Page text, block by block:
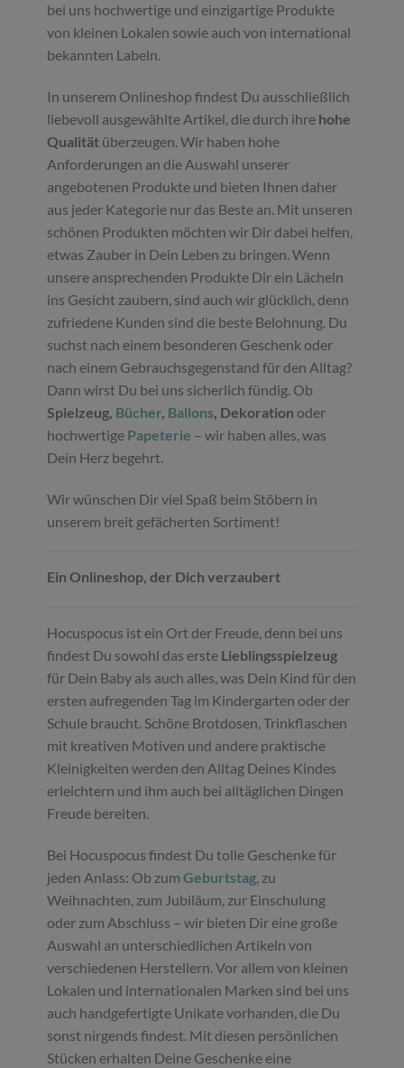
bei uns hochwertige und einzigartige Produkte
von kleinen Lokalen sowie auch von international
bekannten Labeln.
In unserem Onlineshop findest Du ausschließlich
liebevoll ausgewählte Artikel, die durch ihre hohe
Qualität überzeugen. Wir haben hohe
Anforderungen an die Auswahl unserer
angebotenen Produkte und bieten Ihnen daher
aus jeder Kategorie nur das Beste an. Mit unseren
schönen Produkten möchten wir Dir dabei helfen,
etwas Zauber in Dein Leben zu bringen. Wenn
unsere ansprechenden Produkte Dir ein Lächeln
ins Gesicht zaubern, sind auch wir glücklich, denn
zufriedene Kunden sind die beste Belohnung. Du
suchst nach einem besonderen Geschenk oder
nach einem Gebrauchsgegenstand für den Alltag?
Dann wirst Du bei uns sicherlich fündig. Ob
Spielzeug, Bücher, Ballons, Dekoration oder
hochwertige Papeterie – wir haben alles, was
Dein Herz begehrt.
Wir wünschen Dir viel Spaß beim Stöbern in
unserem breit gefächerten Sortiment!
Ein Onlineshop, der Dich verzaubert
Hocuspocus ist ein Ort der Freude, denn bei uns
findest Du sowohl das erste Lieblingsspielzeug
für Dein Baby als auch alles, was Dein Kind für den
ersten aufregenden Tag im Kindergarten oder der
Schule braucht. Schöne Brotdosen, Trinkflaschen
mit kreativen Motiven und andere praktische
Kleinigkeiten werden den Alltag Deines Kindes
erleichtern und ihm auch bei alltäglichen Dingen
Freude bereiten.
Bei Hocuspocus findest Du tolle Geschenke für
jeden Anlass: Ob zumGeburtstag, zu
Weihnachten, zum Jubiläum, zur Einschulung
oder zum Abschluss – wir bieten Dir eine große
Auswahl an unterschiedlichen Artikeln von
verschiedenen Herstellern. Vor allem von kleinen
Lokalen und internationalen Marken sind bei uns
auch handgefertigte Unikate vorhanden, die Du
sonst nirgends findest. Mit diesen persönlichen
Stücken erhalten Deine Geschenke eine